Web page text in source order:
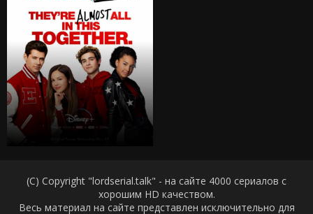
(C) Copyright "lordserial.talk" - на сайте 4000 сериалов с
хорошим HD качеством.
Весь материал на сайте представлен исключительно для